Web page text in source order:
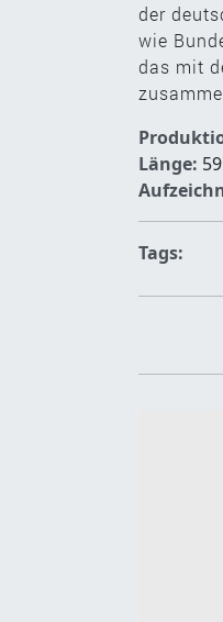
der
wie
das mit
Länge:
Tags: